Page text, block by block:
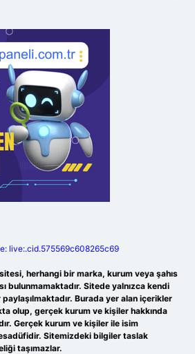
live:.cid.575569c608265c69
herhangi bir marka, kurum veya şahıs
bulunmamaktadır. Sitede yalnızca kendi
paylaşılmaktadır. Burada yer alan içerikler
olup, gerçek kurum ve kişiler hakkında
Gerçek kurum ve kişiler ile isim
Sitemizdeki bilgiler taslak
taşımazlar.